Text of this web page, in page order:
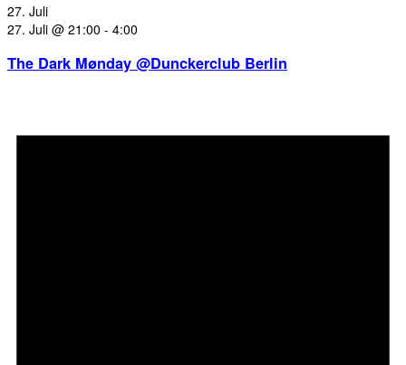
27. Juli
27. Juli @ 21:00 - 4:00
The Dark Mønday @Dunckerclub Berlin